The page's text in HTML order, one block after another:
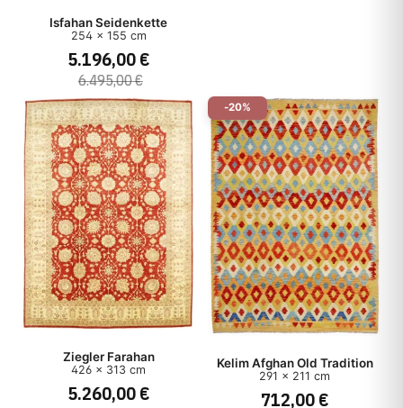
Isfahan Seidenkette
254 x 155 cm
5.196,00 €
6.495,00 €
Ziegler Farahan
426 x 313 cm
5.260,00 €
-20%
Kelim Afghan Old Tradition
291 x 211 cm
712,00 €